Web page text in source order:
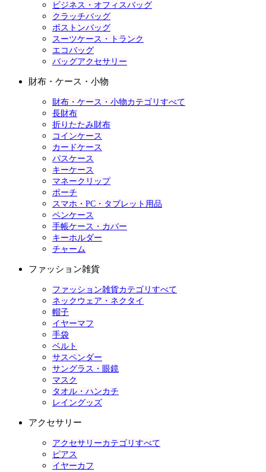
ビジネス・オフィスバッグ
クラッチバッグ
ボストンバッグ
スーツケース・トランク
エコバッグ
バッグアクセサリー
財布・ケース・小物
財布・ケース・小物カテゴリすべて
長財布
折りたたみ財布
コインケース
カードケース
パスケース
キーケース
マネークリップ
ポーチ
スマホ・PC・タブレット用品
ペンケース
手帳ケース・カバー
キーホルダー
チャーム
ファッション雑貨
ファッション雑貨カテゴリすべて
ネックウェア・ネクタイ
帽子
イヤーマフ
手袋
ベルト
サスペンダー
サングラス・眼鏡
マスク
タオル・ハンカチ
レイングッズ
アクセサリー
アクセサリーカテゴリすべて
ピアス
イヤーカフ